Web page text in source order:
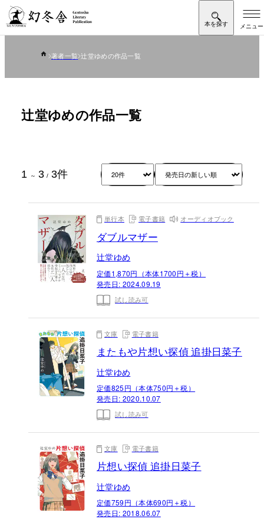
著者一覧 辻堂ゆめの作品一覧
辻堂ゆめの作品一覧
1 ～ 3 / 3件
単行本 電子書籍 オーディオブック
ダブルマザー
辻堂ゆめ
定価1,870円（本体1700円＋税）
発売日: 2024.09.19
試し読み可
文庫 電子書籍
またもや片想い探偵 追掛日菜子
辻堂ゆめ
定価825円（本体750円＋税）
発売日: 2020.10.07
試し読み可
文庫 電子書籍
片想い探偵 追掛日菜子
辻堂ゆめ
定価759円（本体690円＋税）
発売日: 2018.06.07